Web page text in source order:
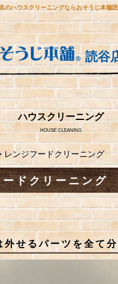
のハウスクリーニングならおそうじ本舗読
読谷
ハウスクリーニング
HOUSE CLEANING
レンジフードクリーニング
ドクリーニング
外せるパーツを全て